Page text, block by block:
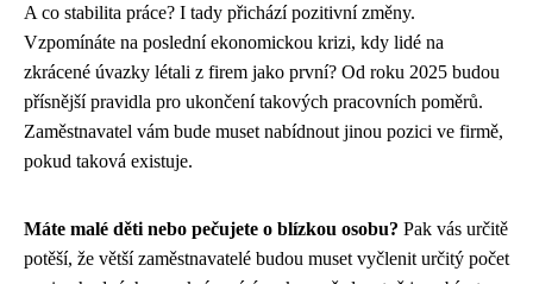
A co stabilita práce? I tady přichází pozitivní změny.
Vzpomínáte na poslední ekonomickou krizi, kdy lidé na
zkrácené úvazky létali z firem jako první? Od roku 2025 budou
přísnější pravidla pro ukončení takových pracovních poměrů.
Zaměstnavatel vám bude muset nabídnout jinou pozici ve firmě,
pokud taková existuje.
Máte malé děti nebo pečujete o blízkou osobu? Pak vás určitě
potěší, že větší zaměstnavatelé budou muset vyčlenit určitý počet